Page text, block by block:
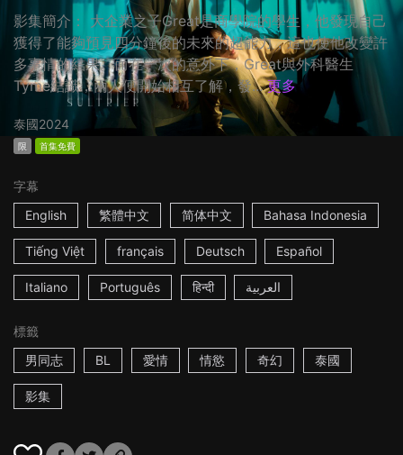
影集簡介： 大企業之子Great是商學院的學生，他發現自己
獲得了能夠預見四分鐘後的未來的超能力，這也使他改變許
多事情的結果。而在一次的意外下，Great與外科醫生
Tyme結識，兩人便開始相互了解，發... 更多
泰國2024
限 首集免費
字幕
English
繁體中文 简体中文 Bahasa Indonesia
Tiếng Việt français Deutsch Español
Italiano Português हिन्दी العربية
標籤
男同志
BL 愛情 情慾 奇幻 泰國
影集